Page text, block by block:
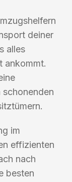
deiner
alles
ankommt.
im
effizienten
nach
besten